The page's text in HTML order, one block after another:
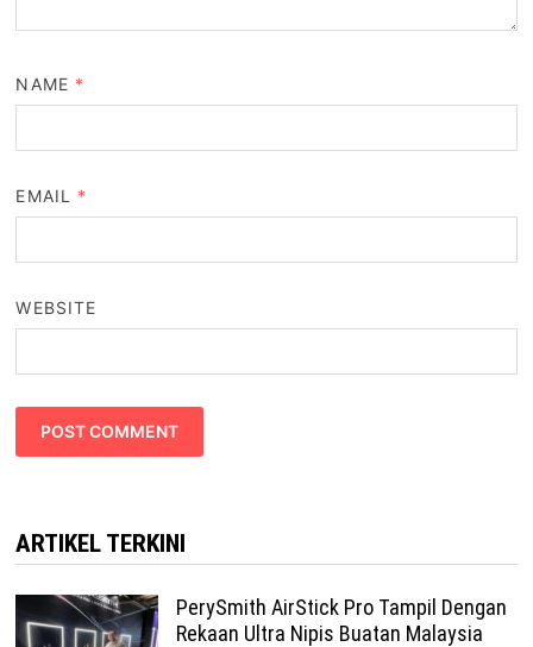
NAME *
EMAIL *
WEBSITE
ARTIKEL TERKINI
PerySmith AirStick Pro Tampil Dengan
Rekaan Ultra Nipis Buatan Malaysia